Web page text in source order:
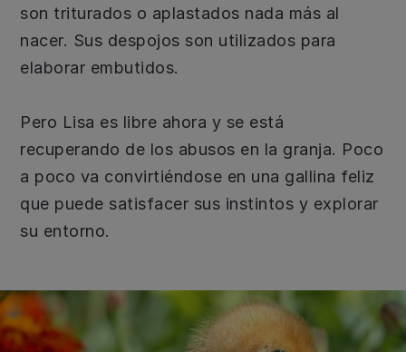
son triturados o aplastados nada más al
nacer. Sus despojos son utilizados para
elaborar embutidos.
Pero Lisa es libre ahora y se está
recuperando de los abusos en la granja. Poco
a poco va convirtiéndose en una gallina feliz
que puede satisfacer sus instintos y explorar
su entorno.